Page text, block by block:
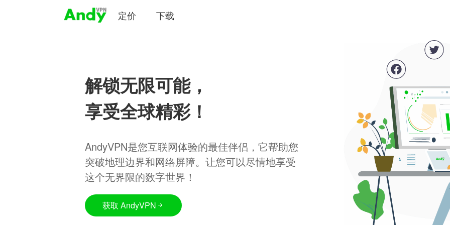
定价 下载
解锁无限可能，
享受全球精彩！
AndyVPN是您互联网体验的最佳伴侣，它帮助您
突破地理边界和网络屏障。让您可以尽情地享受
这个无界限的数字世界！
获取 AndyVPN